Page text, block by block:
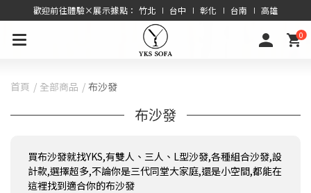
歡迎前往體驗×展示據點： 竹北 ∣ 台中 ∣ 彰化 ∣ 台南 ∣ 高雄
0
首頁 全部商品 布沙發
布沙發
買布沙發就找YKS,有雙人、三人、L型沙發,各種組合沙發,設
計款,選擇超多,不論你是三代同堂大家庭,還是小空間,都能在
這裡找到適合你的布沙發